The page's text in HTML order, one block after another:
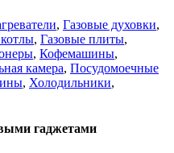
, Газовые духовки,
, Газовые плиты,
, Кофемашины,
камера, Посудомоечные
, Холодильники,
гаджетами